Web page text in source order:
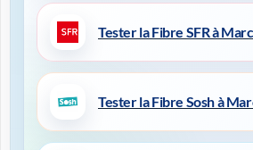
Tester la Fibre SFR à
Tester la Fibre Sosh à